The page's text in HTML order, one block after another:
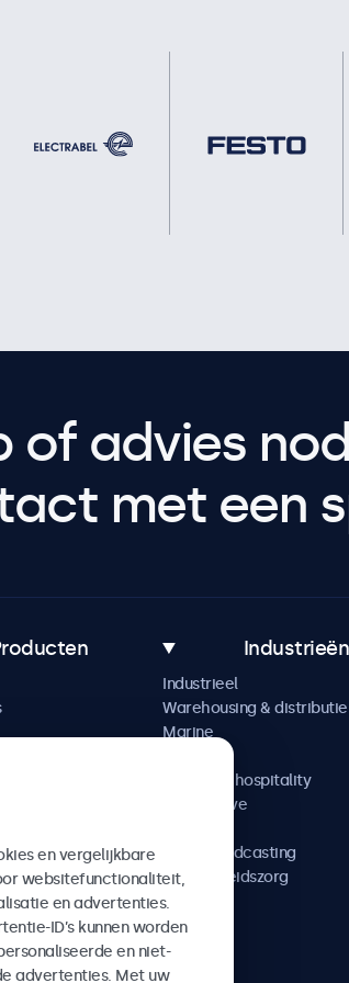
of advies
met een
Industrieën
Industrieel
Warehousing & distributie
Marine
Horeca & hospitality
Automotive
AV & Broadcasting
Gezondheidszorg
en vergelijkbare
websitefunctionaliteit,
en advertenties.
ID’s kunnen worden
en niet-
advertenties. Met uw